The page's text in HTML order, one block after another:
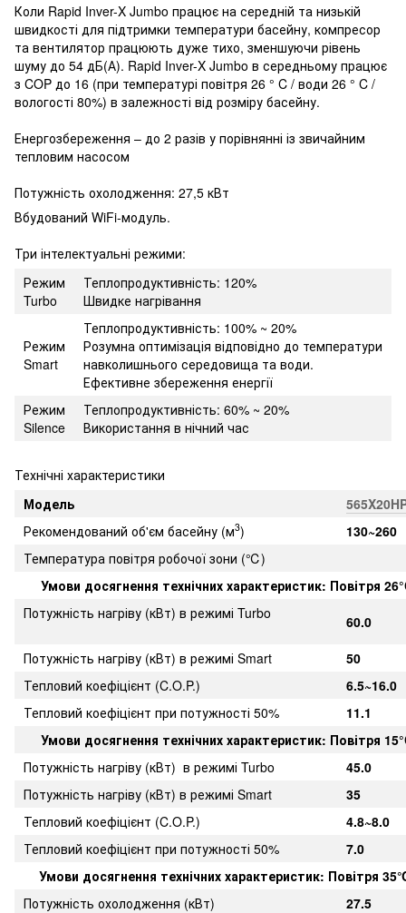
Коли Rapid Inver-X Jumbo працює на середній та низькій
швидкості для підтримки температури басейну, компресор
та вентилятор працюють дуже тихо, зменшуючи рівень
шуму до 54 дБ(А). Rapid Inver-X Jumbo в середньому працює
з COP до 16 (при температурі повітря 26 ° C / води 26 ° C /
вологості 80%) в залежності від розміру басейну.
Енергозбереження – до 2 разів у порівнянні із звичайним
тепловим насосом
Потужність охолодження: 27,5 кВт
Вбудований WiFi-модуль.
Три інтелектуальні режими:
Режим
Turbo
Теплопродуктивність: 120%
Швидке нагрівання
Режим
Smart
Теплопродуктивність: 100% ~ 20%
Розумна оптимізація відповідно до температури
навколишнього середовища та води.
Ефективне збереження енергії
Режим
Silence
Теплопродуктивність: 60% ~ 20%
Використання в нічний час
Технічні характеристики
Модель
Рекомендований об'єм басейну (м3)
130~260
Температура повітря робочої зони (℃)
Умови досягнення технічних характеристик: Повітря
Потужність нагріву (кВт) в режимі Turbo
60.0
Потужність нагріву (кВт) в режимі Smart
50
Тепловий коефіцієнт (C.O.P.)
6.5~16.0
Тепловий коефіцієнт при потужності 50%
11.1
Умови досягнення технічних характеристик: Повітря
Потужність нагріву (кВт) в режимі Turbo
45.0
Потужність нагріву (кВт) в режимі Smart
35
Тепловий коефіцієнт (C.O.P.)
4.8~8.0
Тепловий коефіцієнт при потужності 50%
7.0
Умови досягнення технічних характеристик: Повітря
Потужність охолодження (кВт)
27.5